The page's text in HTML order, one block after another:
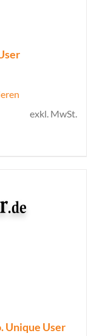
exkl. MwSt.
Unique User